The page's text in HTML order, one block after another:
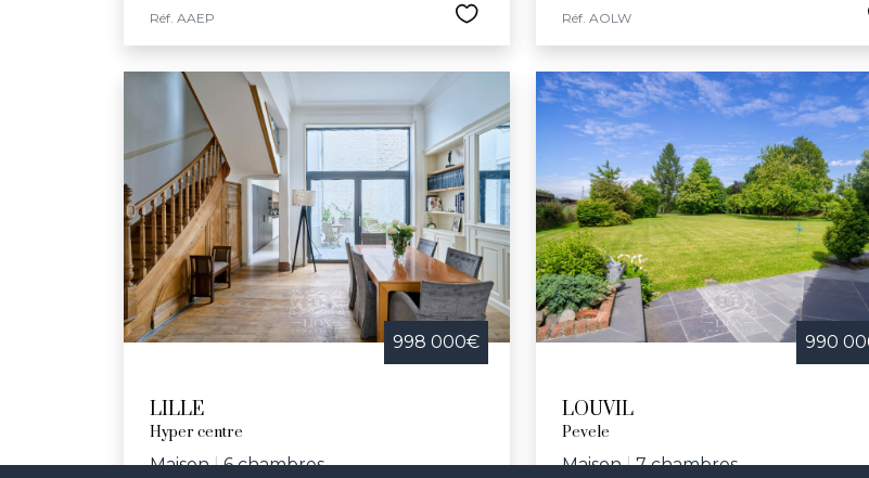
Réf. AAEP Réf. AOLW
998 000€
LILLE
Hyper centre
Maison|6 chambres
990
LOUVIL
Pevele
Maison|7 chambres